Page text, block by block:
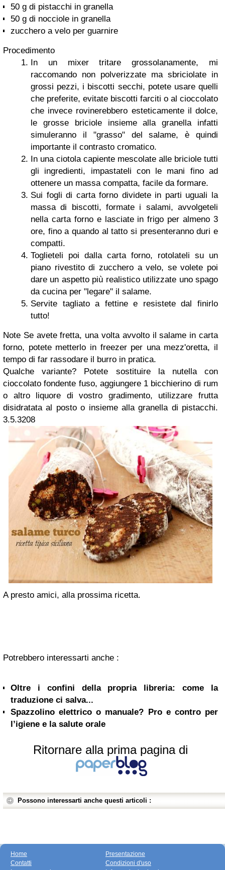
50 g di pistacchi in granella
50 g di nocciole in granella
zucchero a velo per guarnire
Procedimento
In un mixer tritare grossolanamente, mi
raccomando non polverizzate ma sbriciolate in
grossi pezzi, i biscotti secchi, potete usare quelli
che preferite, evitate biscotti farciti o al cioccolato
che invece rovinerebbero esteticamente il dolce,
le grosse briciole insieme alla granella infatti
simuleranno il "grasso" del salame, è quindi
importante il contrasto cromatico.
In una ciotola capiente mescolate alle briciole tutti
gli ingredienti, impastateli con le mani fino ad
ottenere un massa compatta, facile da formare.
Sui fogli di carta forno dividete in parti uguali la
massa di biscotti, formate i salami, avvolgeteli
nella carta forno e lasciate in frigo per almeno 3
ore, fino a quando al tatto si presenteranno duri e
compatti.
Toglieteli poi dalla carta forno, rotolateli su un
piano rivestito di zucchero a velo, se volete poi
dare un aspetto più realistico utilizzate uno spago
da cucina per "legare" il salame.
Servite tagliato a fettine e resistete dal finirlo
tutto!
Note Se avete fretta, una volta avvolto il salame in carta
forno, potete metterlo in freezer per una mezz'oretta, il
tempo di far rassodare il burro in pratica.
Qualche variante? Potete sostituire la nutella con
cioccolato fondente fuso, aggiungere 1 bicchierino di rum
o altro liquore di vostro gradimento, utilizzare frutta
disidratata al posto o insieme alla granella di pistacchi.
3.5.3208
A presto amici, alla prossima ricetta.
Potrebbero interessarti anche :
Oltre i confini della propria libreria: come la
traduzione ci salva...
Spazzolino elettrico o manuale? Pro e contro per
l’igiene e la salute orale
Ritornare alla prima pagina di
Possono interessarti anche questi articoli :
Home
Contatti
Presentazione
Condizioni d'uso